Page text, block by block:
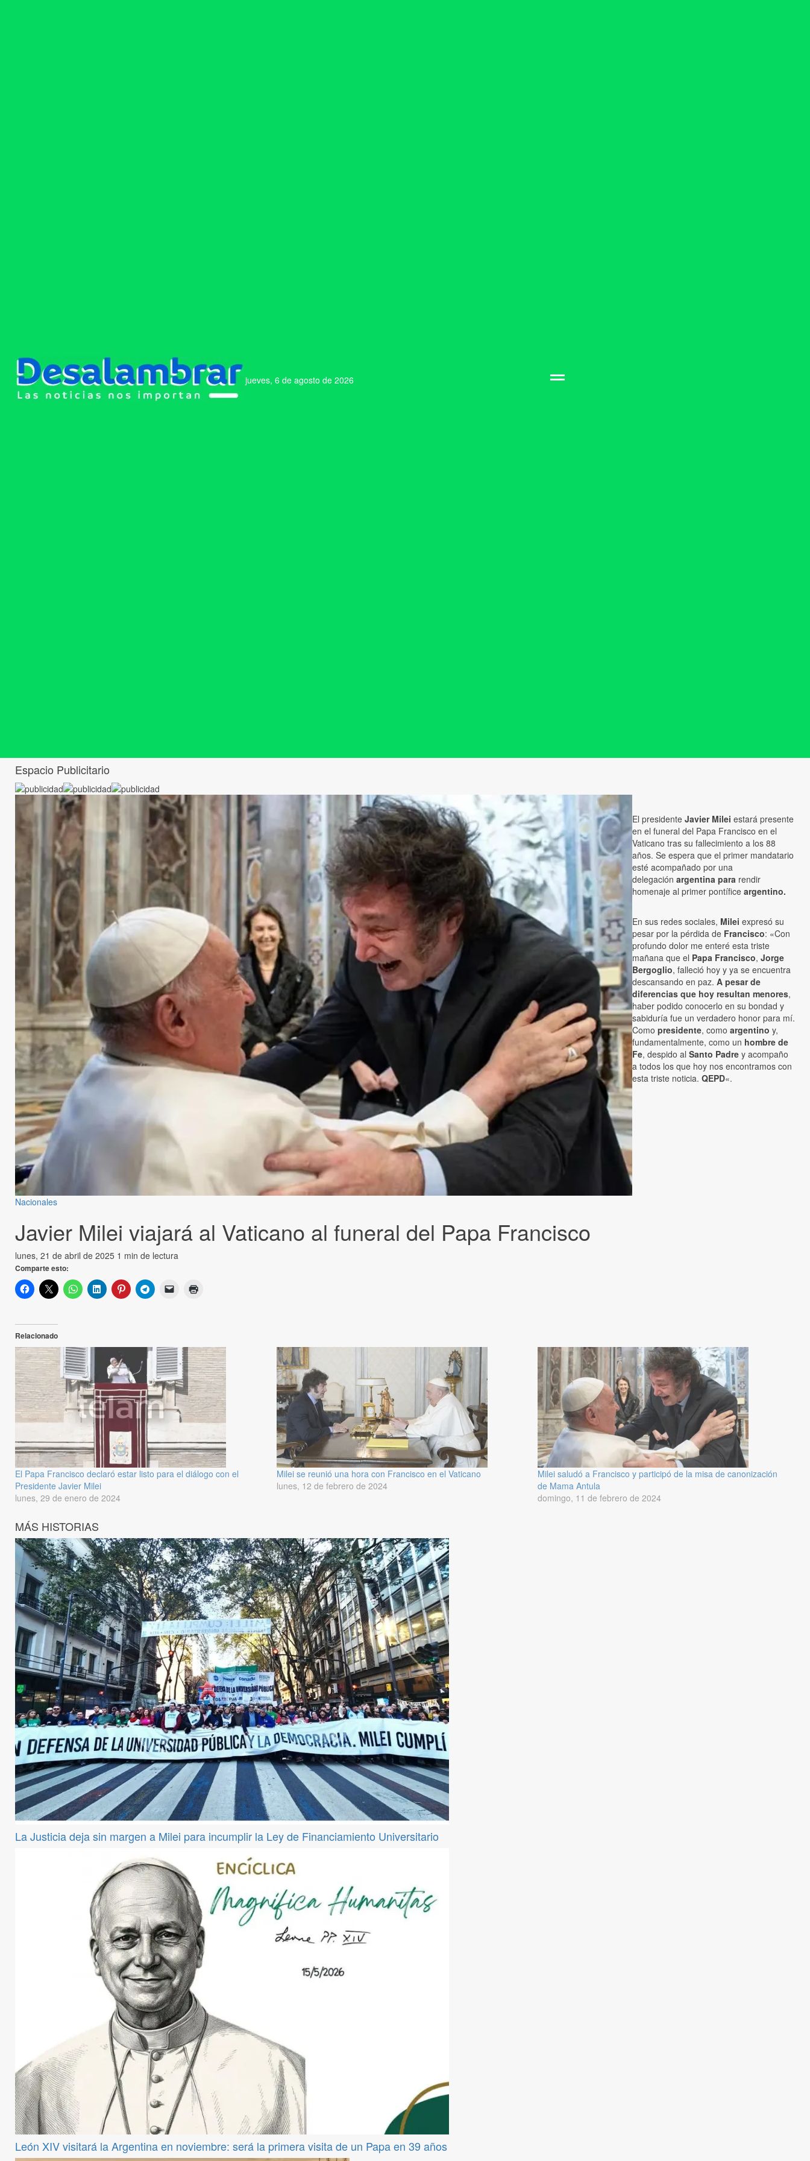
jueves, 6 de agosto de 2026
Espacio Publicitario
Nacionales
Javier Milei viajará al Vaticano al funeral del Papa Francisco
lunes, 21 de abril de 2025 1 min de lectura
Comparte esto:
El presidente Javier Milei estará presente
en el funeral del Papa Francisco en el
Vaticano tras su fallecimiento a los 88
años. Se espera que el primer mandatario
esté acompañado por una
delegación argentina para rendir
homenaje al primer pontífice argentino.
En sus redes sociales, Milei expresó su
pesar por la pérdida de Francisco: «Con
profundo dolor me enteré esta triste
mañana que el Papa Francisco, Jorge
Bergoglio, falleció hoy y ya se encuentra
descansando en paz. A pesar de
diferencias que hoy resultan menores,
haber podido conocerlo en su bondad y
sabiduría fue un verdadero honor para mí.
Como presidente, como argentino y,
fundamentalmente, como un hombre de
Fe, despido al Santo Padre y acompaño
a todos los que hoy nos encontramos con
esta triste noticia. QEPD«.
Relacionado
El Papa Francisco declaró estar listo para el diálogo con el
Presidente Javier Milei
lunes, 29 de enero de 2024
Milei se reunió una hora con Francisco en el Vaticano
lunes, 12 de febrero de 2024
Milei saludó a Francisco y participó de la misa de canonización
de Mama Antula
domingo, 11 de febrero de 2024
MÁS HISTORIAS
La Justicia deja sin margen a Milei para incumplir la Ley de Financiamiento Universitario
León XIV visitará la Argentina en noviembre: será la primera visita de un Papa en 39 años